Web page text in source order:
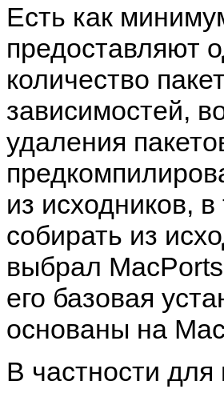
Есть как
предоставляют
количество
зависимостей,
удаления
из исходников,
собирать из
выбрал
его базовая
основаны на
В частности